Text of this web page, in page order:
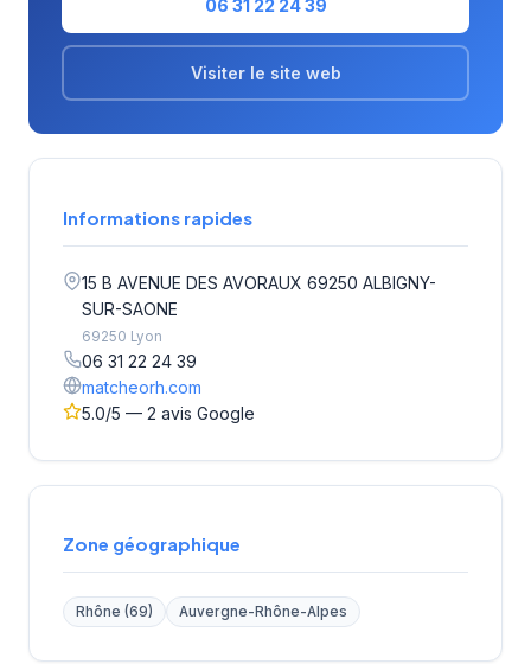
06 31 22 24 39
Visiter le site web
Informations rapides
15 B AVENUE DES AVORAUX 69250 ALBIGNY-
SUR-SAONE
69250 Lyon
06 31 22 24 39
matcheorh.com
5.0/5 — 2 avis Google
Zone géographique
Rhône (69) Auvergne-Rhône-Alpes